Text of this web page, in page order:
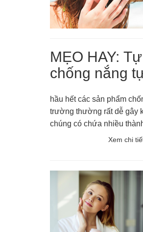
MẸO HAY:
chống nắng
vừa dưỡng
hầu hết các sản phẩm
trường thường rất dễ gây
chúng có chứa nhiều
Để khắc phục tình trạng
kem chống nắng theo
sau đây nha!
Xem chi